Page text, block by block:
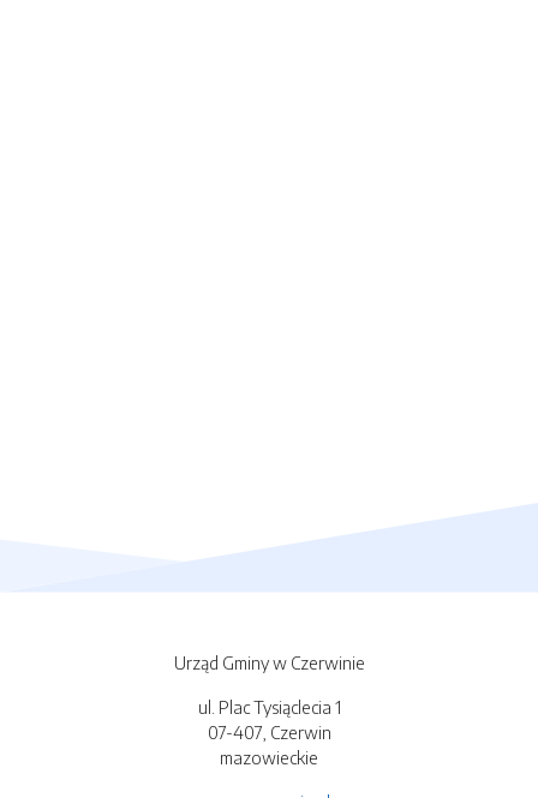
Urząd Gminy w Czerwinie
ul. Plac Tysiąclecia 1
07-407, Czerwin
mazowieckie